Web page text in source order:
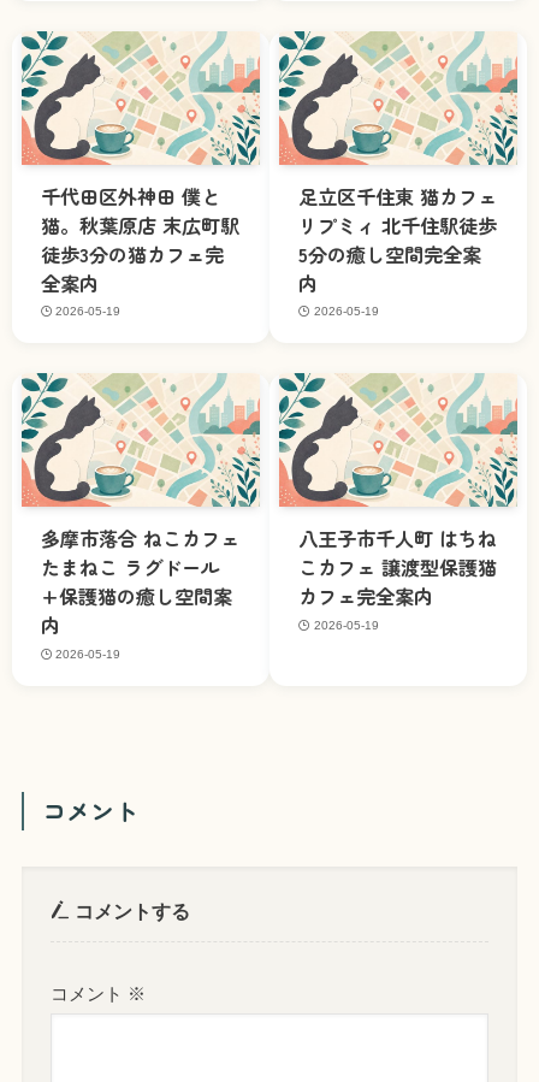
千代田区外神田 僕と
猫。秋葉原店 末広町駅
徒歩3分の猫カフェ完
全案内
2026-05-19
足立区千住東 猫カフェ
リプミィ 北千住駅徒歩
5分の癒し空間完全案
内
2026-05-19
多摩市落合 ねこカフェ
たまねこ ラグドール
+保護猫の癒し空間案
内
2026-05-19
八王子市千人町 はちね
こカフェ 譲渡型保護猫
カフェ完全案内
2026-05-19
コメント
コメントする
コメント ※